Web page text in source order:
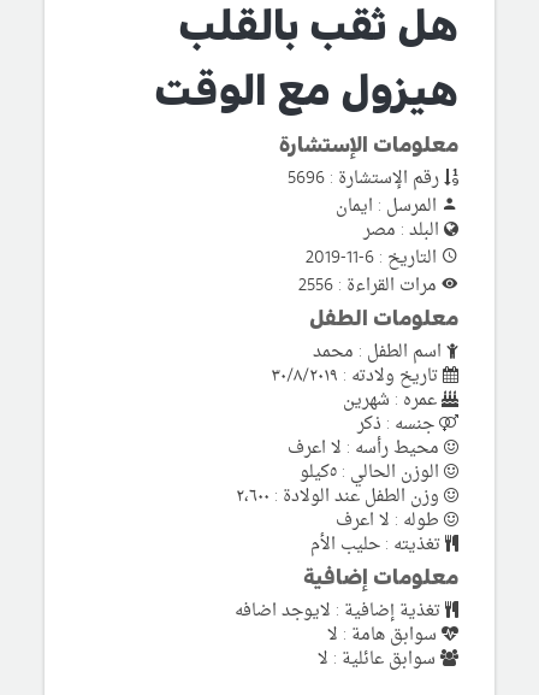
هل ثقب بالقلب
هيزول مع الوقت
معلومات الإستشارة
رقم الإستشارة : 5696
المرسل : ايمان
البلد : مصر
التاريخ : 6-11-2019
مرات القراءة : 2556
معلومات الطفل
اسم الطفل : محمد
تاريخ ولادته : ٣٠/٨/٢٠١٩
عمره : شهرين
جنسه : ذكر
محيط رأسه : لا اعرف
الوزن الحالي : ٥كيلو
وزن الطفل عند الولادة : ٢،٦٠٠
طوله : لا اعرف
تغذيته : حليب الأم
معلومات إضافية
تغذية إضافية : لايوجد اضافه
سوابق هامة : لا
سوابق عائلية : لا